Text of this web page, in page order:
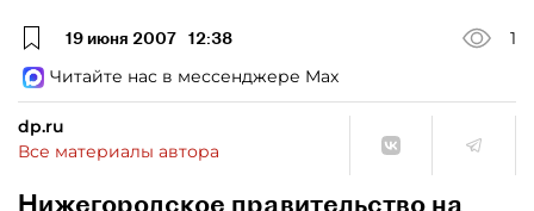
19 июня 2007 12:38
1
Читайте нас в мессенджере Max
dp.ru
Все материалы автора
Нижегородское правительство на